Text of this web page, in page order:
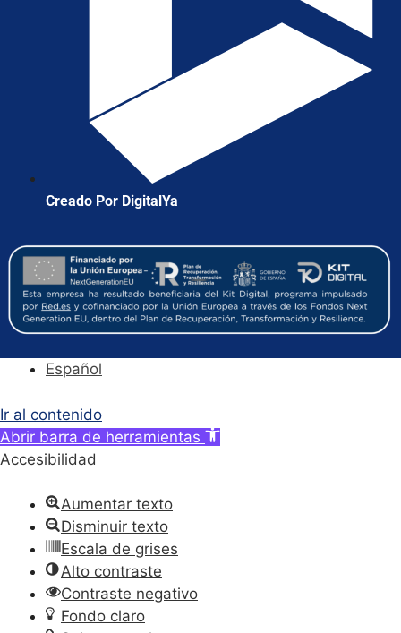
Creado Por DigitalYa
Español
Ir al contenido
Abrir barra de herramientas
Accesibilidad
Aumentar texto
Disminuir texto
Escala de grises
Alto contraste
Contraste negativo
Fondo claro